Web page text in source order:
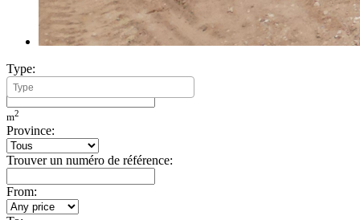
Type:
Minimum Build Area:
m2
Province:
Trouver un numéro de référence:
From: